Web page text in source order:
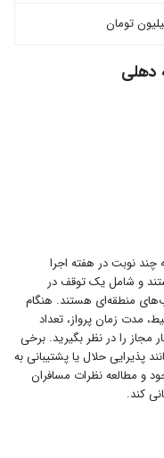
دهلی
چند نوبت در هفته اجرا
و شامل یک توقف در
منطقه‌ای هستند. هنگام
مدت زمان پرواز، تعداد
مجاز را در نظر بگیرید. برخی
پذیرایی حلال یا پشتیبانی به
و مطالعه نظرات مسافران
کند.